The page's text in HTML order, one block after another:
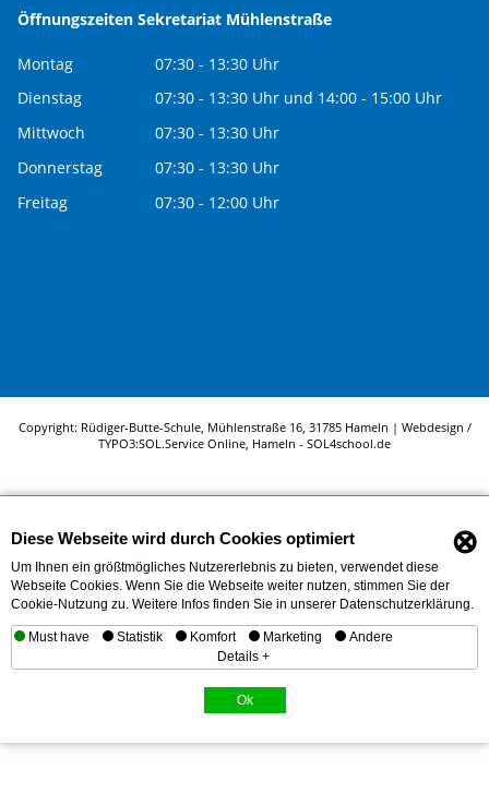
Öffnungszeiten Sekretariat Mühlenstraße
Montag
07:30 - 13:30 Uhr
Dienstag
07:30 - 13:30 Uhr und 14:00 - 15:00 Uhr
Mittwoch
07:30 - 13:30 Uhr
Donnerstag
07:30 - 13:30 Uhr
Freitag
07:30 - 12:00 Uhr
Copyright: Rüdiger-Butte-Schule, Mühlenstraße 16, 31785 Hameln | Webdesign /
TYPO3:SOL.Service Online, Hameln - SOL4school.de
Diese Webseite wird durch Cookies optimiert ⊗
Um Ihnen ein größtmögliches Nutzererlebnis zu bieten, verwendet diese
Webseite Cookies. Wenn Sie die Webseite weiter nutzen, stimmen Sie der
Cookie-Nutzung zu. Weitere Infos finden Sie in unserer Datenschutzerklärung.
Must have Statistik Komfort Marketing
Andere
Details +
Ok